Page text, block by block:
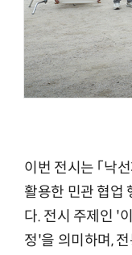
이번 전시는 「낙
활용한 민관 협업
다. 전시 주제인 '
정'을 의미하며,